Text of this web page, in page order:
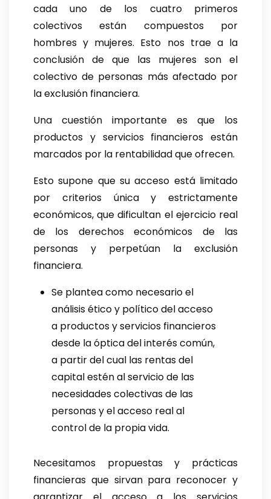
cada uno de los cuatro primeros
colectivos están compuestos por
hombres y mujeres. Esto nos trae a la
conclusión de que las mujeres son el
colectivo de personas más afectado por
la exclusión financiera.
Una cuestión importante es que los
productos y servicios financieros están
marcados por la rentabilidad que ofrecen.
Esto supone que su acceso está limitado
por criterios única y estrictamente
económicos, que dificultan el ejercicio real
de los derechos económicos de las
personas y perpetúan la exclusión
financiera.
Se plantea como necesario el
análisis ético y político del acceso
a productos y servicios financieros
desde la óptica del interés común,
a partir del cual las rentas del
capital estén al servicio de las
necesidades colectivas de las
personas y el acceso real al
control de la propia vida.
Necesitamos propuestas y prácticas
financieras que sirvan para reconocer y